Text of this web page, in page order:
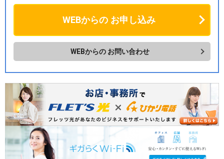
WEBからのお申し込み
WEBからの お問い合わせ